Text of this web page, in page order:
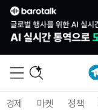
경제 마켓 정책
XRP (XRP)